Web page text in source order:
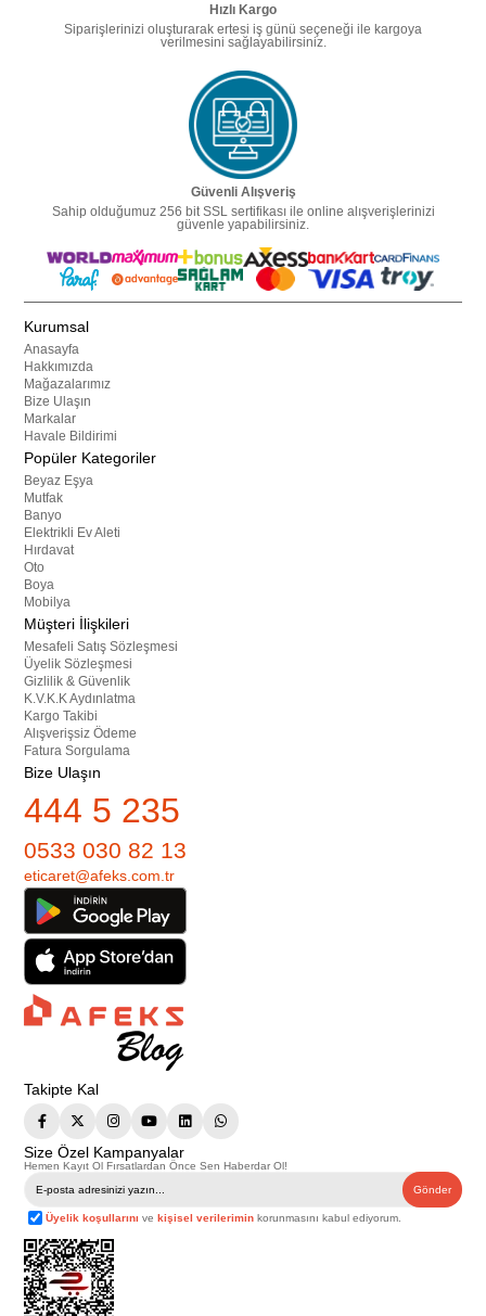
Hızlı Kargo
Siparişlerinizi oluşturarak ertesi iş günü seçeneği ile kargoya
verilmesini sağlayabilirsiniz.
Güvenli Alışveriş
Sahip olduğumuz 256 bit SSL sertifikası ile online alışverişlerinizi
güvenle yapabilirsiniz.
Kurumsal
Anasayfa
Hakkımızda
Mağazalarımız
Bize Ulaşın
Markalar
Havale Bildirimi
Popüler Kategoriler
Beyaz Eşya
Mutfak
Banyo
Elektrikli Ev Aleti
Hırdavat
Oto
Boya
Mobilya
Müşteri İlişkileri
Mesafeli Satış Sözleşmesi
Üyelik Sözleşmesi
Gizlilik & Güvenlik
K.V.K.K Aydınlatma
Kargo Takibi
Alışverişsiz Ödeme
Fatura Sorgulama
Bize Ulaşın
444 5 235
0533 030 82 13
eticaret@afeks.com.tr
Takipte Kal
Size Özel Kampanyalar
Hemen Kayıt Ol Fırsatlardan Önce Sen Haberdar Ol!
Gönder
Üyelik koşullarını vekişisel verilerimin korunmasını kabul ediyorum.